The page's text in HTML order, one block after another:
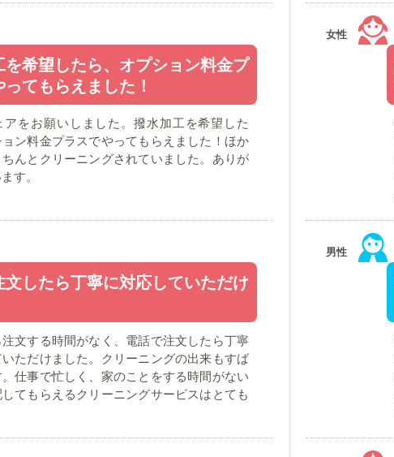
を希望したら、オプション料金プ
ってもらえました！
アをお願いしました。撥水加工を希望した
ョン料金プラスでやってもらえました！ほか
んとクリーニングされていました。ありが
す。
女性
文したら丁寧に対応していただけ
文する時間がなく、電話で注文したら丁寧
ただけました。クリーニングの出来もすば
。仕事で忙しく、家のことをする時間がない
てもらえるクリーニングサービスはとても
男性